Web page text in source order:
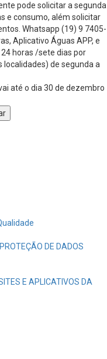
pode solicitar a segunda
e consumo, além solicitar
Whatsapp (19) 9 7405-
Aplicativo Águas APP, e
horas /sete dias por
de segunda a
até o dia 30 de dezembro
DE DADOS
E APLICATIVOS DA